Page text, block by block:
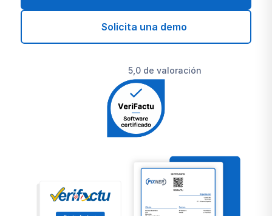
Solicita una demo
5,0 de valoración